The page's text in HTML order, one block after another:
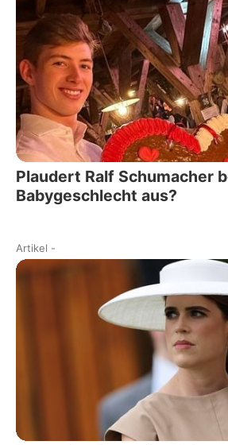
Plaudert Ralf Schumacher
Babygeschlecht aus?
Artikel -